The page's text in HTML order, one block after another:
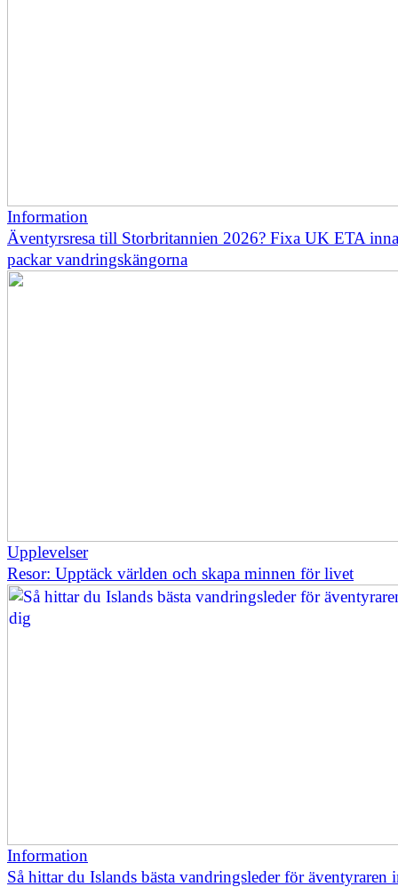
Information
Äventyrsresa till Storbritannien 2026? Fixa UK ETA
packar vandringskängorna
Upplevelser
Resor: Upptäck världen och skapa minnen för livet
Information
Så hittar du Islands bästa vandringsleder för äventyraren